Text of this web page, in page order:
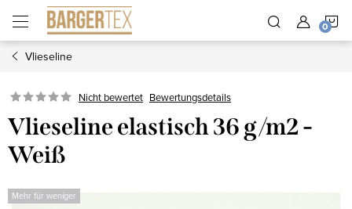
Inhalt
springen
Vlieseline
Nicht bewertet Bewertungsdetails
Vlieseline elastisch 36 g/m2 -
Weiß
Mehr für weniger